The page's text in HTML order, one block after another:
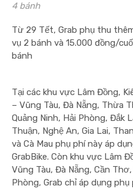
4 bánh
Từ 29 Tết, Grab phụ thu
vụ 2 bánh và 15.000 đồng/
bánh
Tại các khu vực Lâm Đồng,
– Vũng Tàu, Đà Nẵng, Thừa
Quảng Ninh, Hải Phòng, Đắk
Thuận, Nghệ An, Gia Lai,
và Cà Mau phụ phí này áp
GrabBike. Còn khu vực Lâm
Vũng Tàu, Đà Nẵng, Cần
Phòng, Grab chỉ áp dụng